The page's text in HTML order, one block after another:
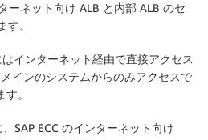
ーネット向け ALB と内部 ALB のセ
。
インターネット経由で直接アクセス
インのシステムからのみアクセスで
。
SAP ECC のインターネット向け